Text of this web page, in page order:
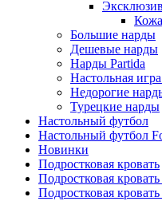
Большие нарды
Дешевые нарды
Нарды Partida
Настольная
Недорогие
Турецкие нарды
Настольный футбол
Настольный футбол
Новинки
Подростковая кровать
Подростковая
Подростковая